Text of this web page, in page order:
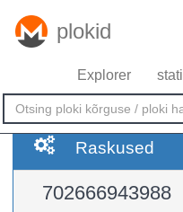
plokid
Explorer
Raskused
702666943988